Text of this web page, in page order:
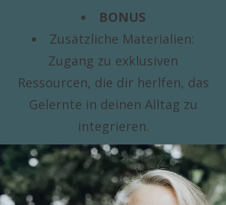
BONUS
Zusätzliche Materialien:
Zugang zu exklusiven
Ressourcen, die dir herlfen, das
Gelernte in deinen Alltag zu
integrieren.